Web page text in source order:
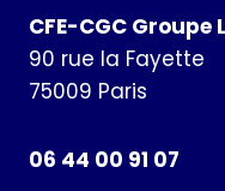
CFE-CGC Groupe
90 rue la Fayette
75009 Paris
06 44 00 91 07